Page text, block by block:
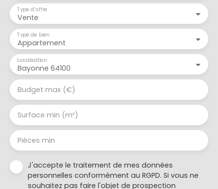
Vente
Type d'offre
Appartement
Type de bien
Bayonne 64100
Localisation
Budget max (€)
Surface min (m²)
Pièces min
J'accepte le traitement de mes données
personnelles conformément au RGPD. Si vous ne
souhaitez pas faire l'objet de prospection